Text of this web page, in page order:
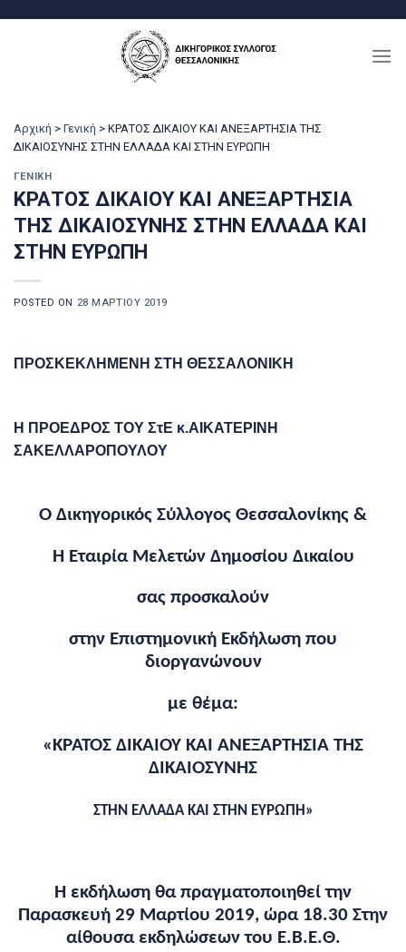
Αρχική > Γενική > ΚΡΑΤΟΣ ΔΙΚΑΙΟΥ ΚΑΙ ΑΝΕΞΑΡΤΗΣΙΑ ΤΗΣ
ΔΙΚΑΙΟΣΥΝΗΣ ΣΤΗΝ ΕΛΛΑΔΑ ΚΑΙ ΣΤΗΝ ΕΥΡΩΠΗ
ΓΕΝΙΚΉ
ΚΡΑΤΟΣ ΔΙΚΑΙΟΥ ΚΑΙ ΑΝΕΞΑΡΤΗΣΙΑ
ΤΗΣ ΔΙΚΑΙΟΣΥΝΗΣ ΣΤΗΝ ΕΛΛΑΔΑ ΚΑΙ
ΣΤΗΝ ΕΥΡΩΠΗ
POSTED ON 28 ΜΑΡΤΊΟΥ 2019
ΠΡΟΣΚΕΚΛΗΜΕΝΗ ΣΤΗ ΘΕΣΣΑΛΟΝΙΚΗ
Η ΠΡΟΕΔΡΟΣ ΤΟΥ ΣτΕ κ.ΑΙΚΑΤΕΡΙΝΗ
ΣΑΚΕΛΛΑΡΟΠΟΥΛΟΥ
Ο Δικηγορικός Σύλλογος Θεσσαλονίκης &
Η Εταιρία Μελετών Δημοσίου Δικαίου
σας προσκαλούν
στην Επιστημονική Εκδήλωση που
διοργανώνουν
με θέμα:
«ΚΡΑΤΟΣ ΔΙΚΑΙΟΥ ΚΑΙ ΑΝΕΞΑΡΤΗΣΙΑ ΤΗΣ
ΔΙΚΑΙΟΣΥΝΗΣ
ΣΤΗΝ ΕΛΛΑΔΑ ΚΑΙ ΣΤΗΝ ΕΥΡΩΠΗ»
Η εκδήλωση θα πραγματοποιηθεί την
Παρασκευή 29 Μαρτίου 2019, ώρα 18.30 Στην
αίθουσα εκδηλώσεων του Ε.Β.Ε.Θ.